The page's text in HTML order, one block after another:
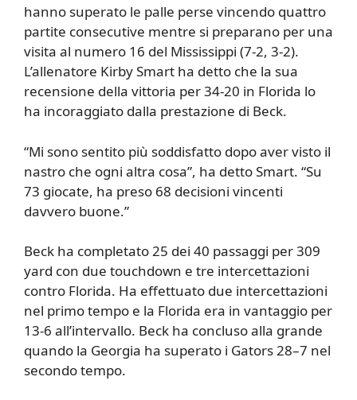
hanno superato le palle perse vincendo quattro
partite consecutive mentre si preparano per una
visita al numero 16 del Mississippi (7-2, 3-2).
L’allenatore Kirby Smart ha detto che la sua
recensione della vittoria per 34-20 in Florida lo
ha incoraggiato dalla prestazione di Beck.
“Mi sono sentito più soddisfatto dopo aver visto il
nastro che ogni altra cosa”, ha detto Smart. “Su
73 giocate, ha preso 68 decisioni vincenti
davvero buone.”
Beck ha completato 25 dei 40 passaggi per 309
yard con due touchdown e tre intercettazioni
contro Florida. Ha effettuato due intercettazioni
nel primo tempo e la Florida era in vantaggio per
13-6 all’intervallo. Beck ha concluso alla grande
quando la Georgia ha superato i Gators 28–7 nel
secondo tempo.